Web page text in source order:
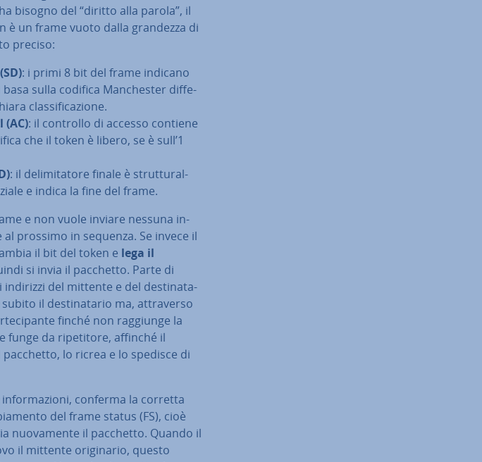
bisogno del “diritto alla parola”, il
è un frame vuoto dalla grandezza di
preciso:
: i primi 8 bit del frame indicano
basa sulla codifica Man­che­ster dif­fe­
clas­si­fi­ca­zio­ne.
(AC): il controllo di accesso contiene
che il token è libero, se è sull’1
: il de­li­mi­ta­to­re finale è strut­tu­ral­
e indica la fine del frame.
e non vuole inviare nessuna in­
prossimo in sequenza. Se invece il
il bit del token e lega il
si invia il pacchetto. Parte di
del mittente e del de­sti­na­ta­
il de­sti­na­ta­rio ma, at­tra­ver­so
finché non raggiunge la
funge da ri­pe­ti­to­re, affinché il
lo ricrea e lo spedisce di
conferma la corretta
del frame status (FS), cioè
nuo­va­men­te il pacchetto. Quando il
il mittente ori­gi­na­rio, questo